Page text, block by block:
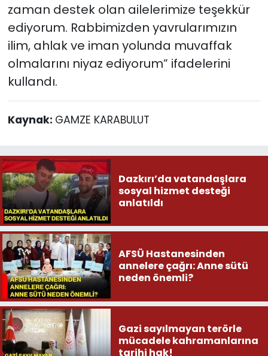
zaman destek olan ailelerimize teşekkür
ediyorum. Rabbimizden yavrularımızın
ilim, ahlak ve iman yolunda muvaffak
olmalarını niyaz ediyorum” ifadelerini
kullandı.
Kaynak: GAMZE KARABULUT
Dazkırı’da vatandaşlara
sosyal hizmet desteği
anlatıldı
AFSÜ Hastanesinden
annelere çağrı: Anne sütü
neden önemli?
Gazi sayılmayan terörle
mücadele kahramanlarına
tarihi hak!